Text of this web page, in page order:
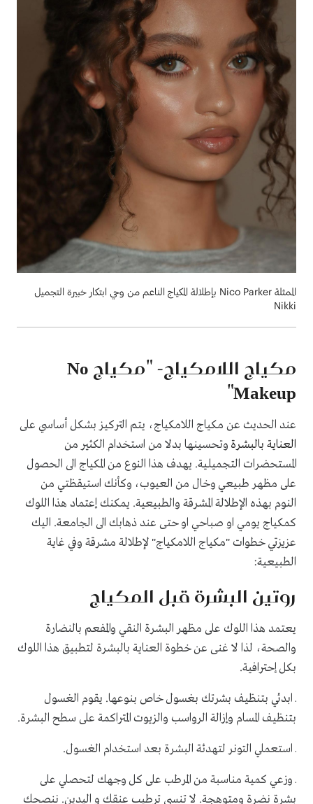
الممثلة Nico Parker بإطلالة المكياج الناعم من وحي ابتكار خبيرة التجميل
Nikki
مكياج اللامكياج- "مكياجNo
Makeup
"
عند الحديث عن مكياج اللامكياج، يتم التركيز بشكل أساسي على
العناية بالبشرة وتحسينها بدلا من استخدام الكثير من
المستحضرات التجميلية. يهدف هذا النوع من المكياج الى الحصول
على مظهر طبيعي وخال من العيوب، وكأنك استيقظتي من
النوم بهذه الإطلالة المشرقة والطبيعية. يمكنك إعتماد هذا اللوك
كمكياج يومي او صباحي او حتى عند ذهابك الى الجامعة. اليك
عزيزتي خطوات "مكياج اللامكياج" لإطلالة مشرقة وفي غاية
الطبيعية:
روتين البشرة قبل المكياج
يعتمد هذا اللوك على مظهر البشرة النقي والمفعم بالنضارة
والصحة، لذا لا غنى عن خطوة العناية بالبشرة لتطبيق هذا اللوك
بكل إحترافية.
ـ ابدئي بتنظيف بشرتك بغسول خاص بنوعها. يقوم الغسول
بتنظيف المسام وإزالة الرواسب والزيوت المتراكمة على سطح البشرة.
ـ استعملي التونر لتهدئة البشرة بعد استخدام الغسول.
ـ وزعي كمية مناسبة من المرطب على كل وجهك لتحصلي على
بشرة نضرة ومتوهجة. لا تنسي ترطيب عنقك و اليدين. ننصحك